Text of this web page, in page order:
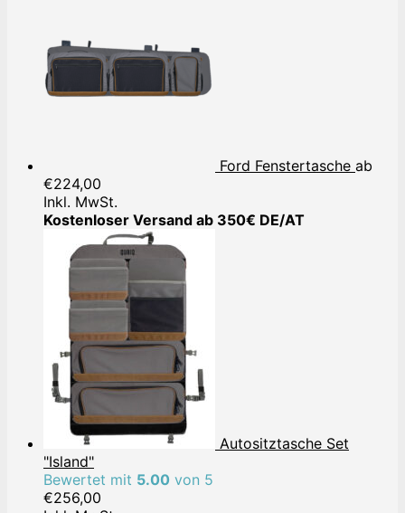
Ford Fenstertasche ab
€224,00
Inkl. MwSt.
Kostenloser Versand ab 350€ DE/AT
Autositztasche Set
"Island"
Bewertet mit 5.00 von 5
€256,00